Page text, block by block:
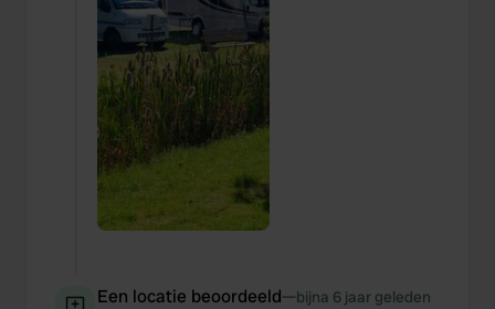
Een locatie beoordeeld—bijna 6 jaar geleden